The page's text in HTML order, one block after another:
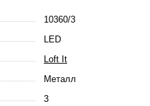
10360/3
LED
Loft It
Металл
3